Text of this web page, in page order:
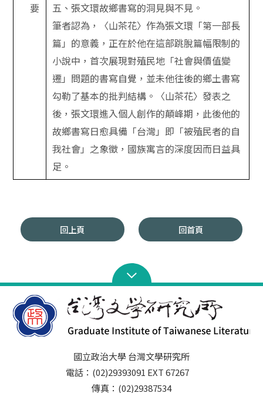
要
五、張文環故鄉書寫的洞見與不見。
筆者認為，〈山茶花〉作為張文環「第一部長
篇」的意義，正在於他在這部跳脫篇幅限制的
小說中，首次展現對殖民地「社會與價值變
遷」問題的書寫自覺，並未他往後的鄉土書寫
勾勒了基本的批判結構。〈山茶花〉發表之
後，張文環進入個人創作的顛峰期，此後他的
故鄉書寫日愈具備「台灣」即「被殖民者的自
我社會」之象徵，國族寓言的深度因而日益具
足。
回上頁 回首頁
國立政治大學 台灣文學研究所
電話：(02)29393091 EXT 67267
傳真：(02)29387534